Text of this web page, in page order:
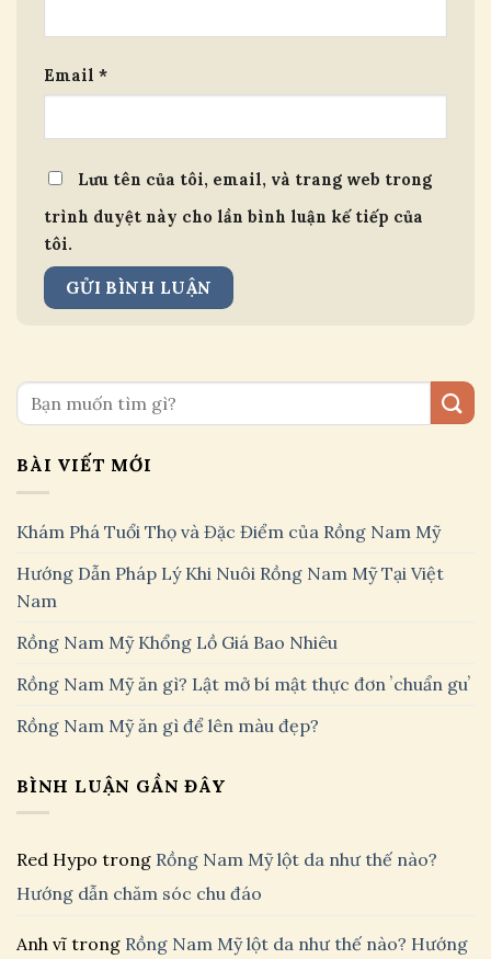
Email *
Lưu tên của tôi, email, và trang web trong
trình duyệt này cho lần bình luận kế tiếp của
tôi.
BÀI VIẾT MỚI
Khám Phá Tuổi Thọ và Đặc Điểm của Rồng Nam Mỹ
Hướng Dẫn Pháp Lý Khi Nuôi Rồng Nam Mỹ Tại Việt
Nam
Rồng Nam Mỹ Khổng Lồ Giá Bao Nhiêu
Rồng Nam Mỹ ăn gì? Lật mở bí mật thực đơn ʼchuẩn guʼ
Rồng Nam Mỹ ăn gì để lên màu đẹp?
BÌNH LUẬN GẦN ĐÂY
Red Hypo trong Rồng Nam Mỹ lột da như thế nào?
Hướng dẫn chăm sóc chu đáo
Anh vĩ trong Rồng Nam Mỹ lột da như thế nào? Hướng